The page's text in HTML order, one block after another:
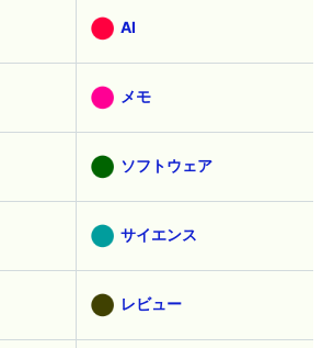
AI
メモ
ソフトウェア
サイエンス
レビュー